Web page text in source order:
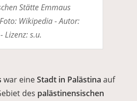
Stätte Emmaus
Wikipedia - Autor:
Lizenz: s.u.
war eineStadt in Palästina auf
des palästinensischen